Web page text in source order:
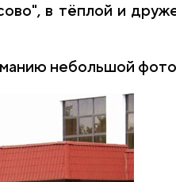
в тёплой и
небольшой